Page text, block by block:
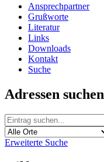
Ansprechpartner
Grußworte
Literatur
Links
Downloads
Kontakt
Suche
Adressen suchen
Erweiterte Suche